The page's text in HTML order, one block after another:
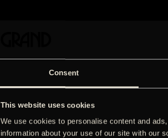
Consent
This website uses cookies
We use cookies to personalise content and
information about your use of our site with our